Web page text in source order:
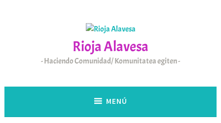
Rioja Alavesa
Haciendo Comunidad/ Komunitatea egiten
MENÚ